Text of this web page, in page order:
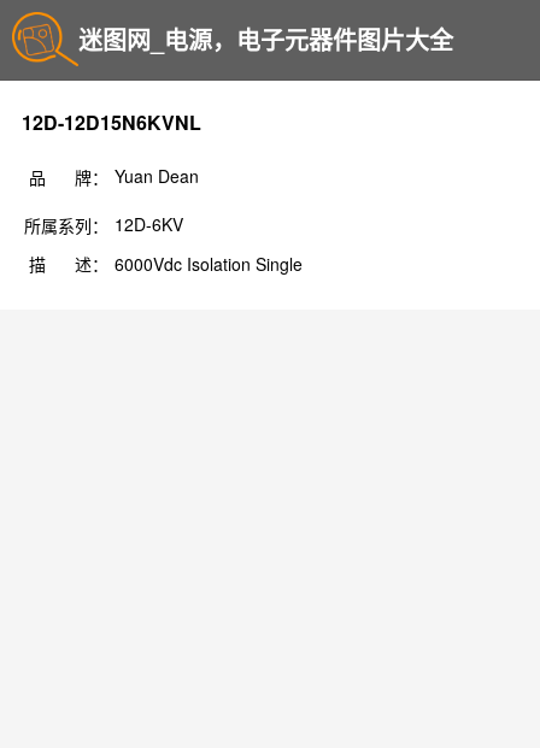
迷图网_电源，电子元器件图片大全
12D-12D15N6KVNL
品 牌： Yuan Dean
所属系列：
12D-6KV
描 述：
6000Vdc Isolation Single